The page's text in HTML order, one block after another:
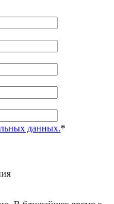
данных.*